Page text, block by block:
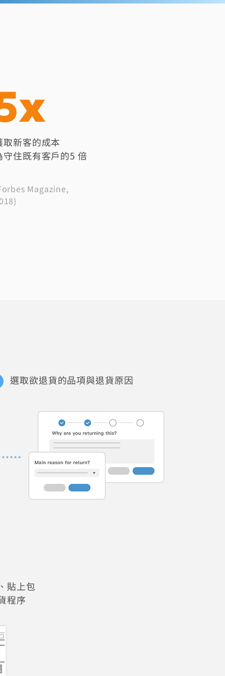
取新客的成本
守住既有客戶的5 倍
Magazine,
選取欲退貨的品項與退貨原因
貼上包
程序